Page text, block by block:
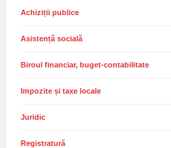
Achiziții publice
Asistență socială
Biroul financiar, buget-contabilitate
Impozite și taxe locale
Juridic
Registratură